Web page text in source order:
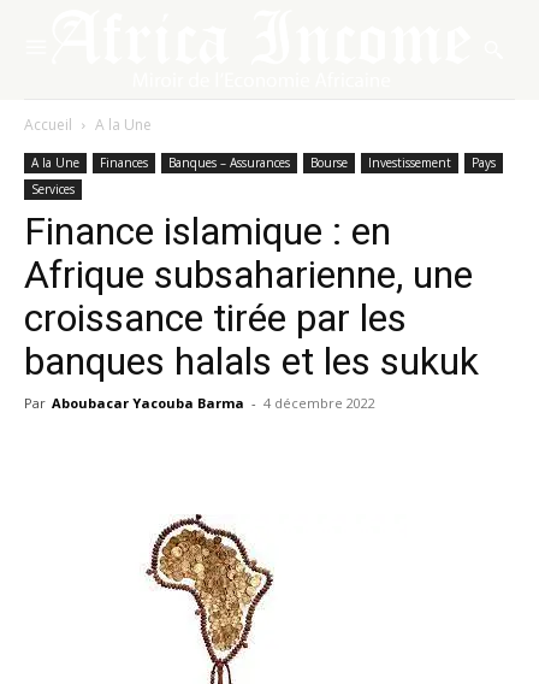
Accueil A la Une
A la Une Finances Banques – Assurances Bourse Investissement
Pays
Services
Finance islamique : en
Afrique subsaharienne, une
croissance tirée par les
banques halals et les sukuk
Par Aboubacar Yacouba Barma - 4 décembre 2022